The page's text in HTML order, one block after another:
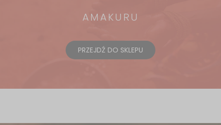
AMAKURU
PRZEJDŹ DO SKLEPU